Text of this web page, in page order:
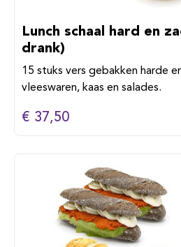
Lunch schaal hard en
drank)
15 stuks vers gebakken harde
vleeswaren, kaas en salades.
€ 37,50